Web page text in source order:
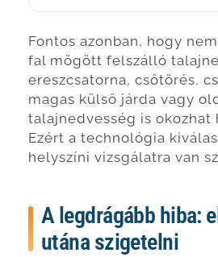
Fontos azonban, hogy
fal mögött felszálló
ereszcsatorna, csőtörés,
magas külső járda vagy
talajnedvesség is okozhat
Ezért a technológia
helyszíni vizsgálatra van
A legdrágább hiba:
utána szigetelni